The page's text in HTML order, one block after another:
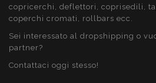
copricerchi, deflettori, coprisedili,
coperchi cromati, rollbars ecc.
Sei interessato al dropshipping o
partner?
Contattaci oggi stesso!Strettamente necessari